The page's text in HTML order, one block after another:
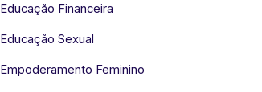
Educação Financeira
Educação Sexual
Empoderamento Feminino